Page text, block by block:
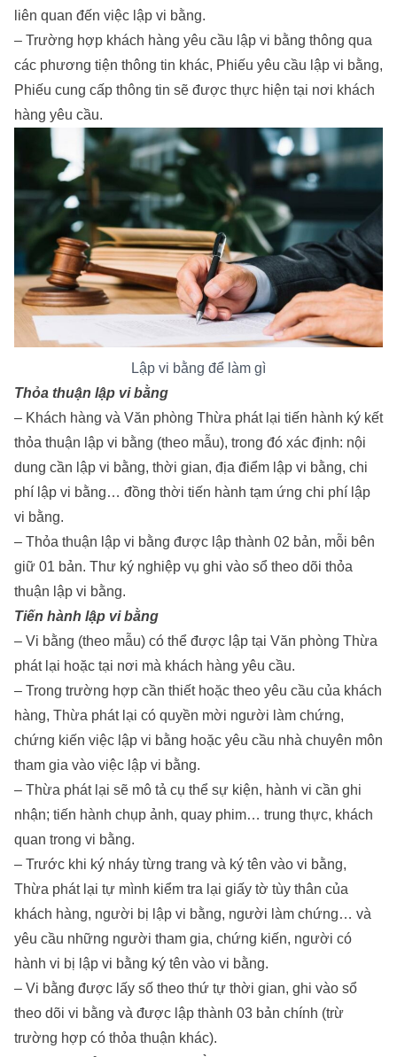
liên quan đến việc lập vi bằng.
– Trường hợp khách hàng yêu cầu lập vi bằng thông qua
các phương tiện thông tin khác, Phiếu yêu cầu lập vi bằng,
Phiếu cung cấp thông tin sẽ được thực hiện tại nơi khách
hàng yêu cầu.
Lập vi bằng để làm gì
Thỏa thuận lập vi bằng
– Khách hàng và Văn phòng Thừa phát lại tiến hành ký kết
thỏa thuận lập vi bằng (theo mẫu), trong đó xác định: nội
dung cần lập vi bằng, thời gian, địa điểm lập vi bằng, chi
phí lập vi bằng… đồng thời tiến hành tạm ứng chi phí lập
vi bằng.
– Thỏa thuận lập vi bằng được lập thành 02 bản, mỗi bên
giữ 01 bản. Thư ký nghiệp vụ ghi vào sổ theo dõi thỏa
thuận lập vi bằng.
Tiến hành lập vi bằng
– Vi bằng (theo mẫu) có thể được lập tại Văn phòng Thừa
phát lại hoặc tại nơi mà khách hàng yêu cầu.
– Trong trường hợp cần thiết hoặc theo yêu cầu của khách
hàng, Thừa phát lại có quyền mời người làm chứng,
chứng kiến việc lập vi bằng hoặc yêu cầu nhà chuyên môn
tham gia vào việc lập vi bằng.
– Thừa phát lại sẽ mô tả cụ thể sự kiện, hành vi cần ghi
nhận; tiến hành chụp ảnh, quay phim… trung thực, khách
quan trong vi bằng.
– Trước khi ký nháy từng trang và ký tên vào vi bằng,
Thừa phát lại tự mình kiểm tra lại giấy tờ tùy thân của
khách hàng, người bị lập vi bằng, người làm chứng… và
yêu cầu những người tham gia, chứng kiến, người có
hành vi bị lập vi bằng ký tên vào vi bằng.
– Vi bằng được lấy số theo thứ tự thời gian, ghi vào sổ
theo dõi vi bằng và được lập thành 03 bản chính (trừ
trường hợp có thỏa thuận khác).